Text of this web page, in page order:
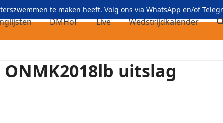
te maken heeft. Volg ons via WhatsApp en/of
DMHoF Live Wedstrijdkalender
ONMK2018lb uitslag